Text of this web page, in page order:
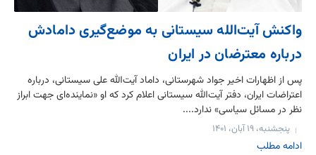
واکنش آیت‌الله سیستانی به موضع‌گیری دامادش
درباره معترضان در ایران
پس از اظهارات اخیر جواد شهرستانی، داماد آیت‌الله علی سیستانی، درباره
اعتراضات ایران، دفتر آیت‌الله سیستانی اعلام کرد که او «نماینده‌ای جهت ابراز
نظر در مسائل سیاسی» ندارد....
پنجشنبه، ۱۹ آبان، ۱۴۰۱
ادامه مطلب